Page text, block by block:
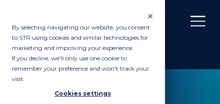
By selecting navigating our website, you consent
to STR using cookies and similar technologies for
marketing and improving your experience.
If you decline, we'll only use one cookie to
remember your preference and won't track your
visit.
Cookies settings